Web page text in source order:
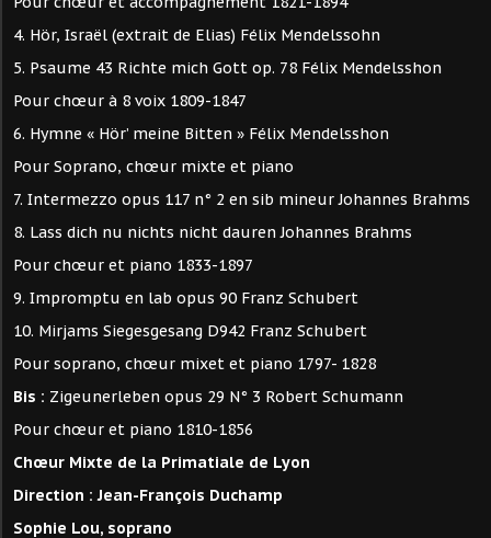
4. Hör, Israël (extrait de Elias) Félix Mendelssohn
5. Psaume 43 Richte mich Gott op. 78 Félix Mendelsshon
Pour chœur à 8 voix 1809-1847
6. Hymne « Hör’ meine Bitten » Félix Mendelsshon
Pour Soprano, chœur mixte et piano
7. Intermezzo opus 117 n° 2 en sib mineur Johannes Brahms
8. Lass dich nu nichts nicht dauren Johannes Brahms
Pour chœur et piano 1833-1897
9. Impromptu en lab opus 90 Franz Schubert
10. Mirjams Siegesgesang D942 Franz Schubert
Pour soprano, chœur mixet et piano 1797- 1828
Bis : Zigeunerleben opus 29 N° 3 Robert Schumann
Pour chœur et piano 1810-1856
Chœur Mixte de la Primatiale de Lyon
Direction : Jean-François Duchamp
Sophie Lou, soprano